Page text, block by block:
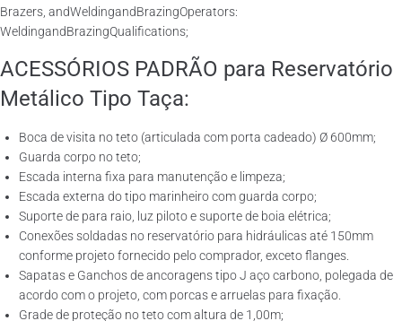
Brazers, andWeldingandBrazingOperators:
WeldingandBrazingQualifications;
ACESSÓRIOS PADRÃO para Reservatório
Metálico Tipo Taça:
Boca de visita no teto (articulada com porta cadeado) Ø 600mm;
Guarda corpo no teto;
Escada interna fixa para manutenção e limpeza;
Escada externa do tipo marinheiro com guarda corpo;
Suporte de para raio, luz piloto e suporte de boia elétrica;
Conexões soldadas no reservatório para hidráulicas até 150mm
conforme projeto fornecido pelo comprador, exceto flanges.
Sapatas e Ganchos de ancoragens tipo J aço carbono, polegada de
acordo com o projeto, com porcas e arruelas para fixação.
Grade de proteção no teto com altura de 1,00m;